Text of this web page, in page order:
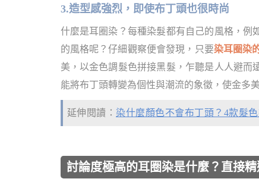
3.造型感強烈，即使布丁頭也很時尚
什麼是耳圈染？每種染髮都有自己的風格，
的風格呢？仔細觀察便會發現，只要染耳圈染
美，以金色調髮色拼接黑髮，乍聽是人人避
能將布丁頭轉變為個性與潮流的象徵，使金多
延伸閱讀： 染什麼顏色不會布丁頭？4款髮
討論度極高的耳圈染是什麼？直接精